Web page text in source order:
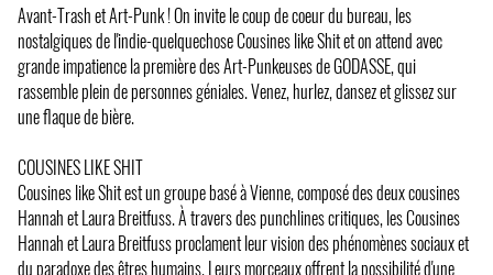
Avant-Trash et Art-Punk ! On invite le coup de coeur du bureau, les
nostalgiques de l'indie-quelquechose Cousines like Shit et on attend avec
grande impatience la première des Art-Punkeuses de GODASSE, qui
rassemble plein de personnes géniales. Venez, hurlez, dansez et glissez sur
une flaque de bière.
COUSINES LIKE SHIT
Cousines like Shit est un groupe basé à Vienne, composé des deux cousines
Hannah et Laura Breitfuss. À travers des punchlines critiques, les Cousines
Hannah et Laura Breitfuss proclament leur vision des phénomènes sociaux et
du paradoxe des êtres humains. Leurs morceaux offrent la possibilité d'une